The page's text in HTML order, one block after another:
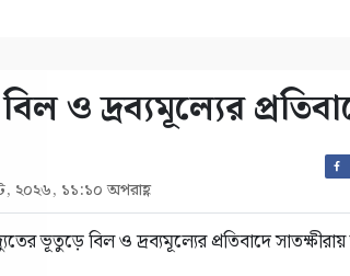
ও দ্রব্যমূল্যের
২০২৬, ১১:১০ অপরাহ্ণ